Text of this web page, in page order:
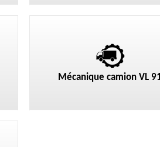
Mécanique camion VL